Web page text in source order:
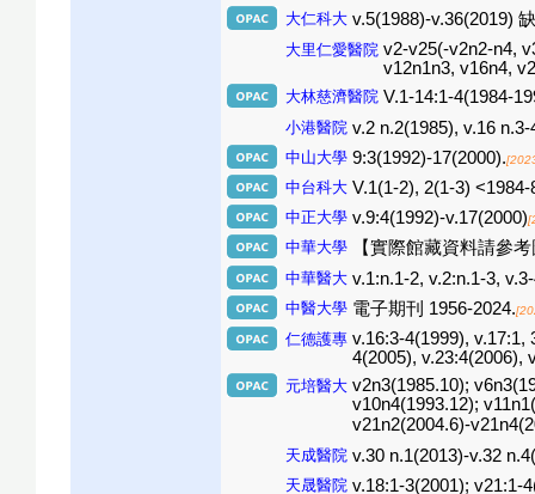
大仁科大 v.5(1988)-v.36(2019)
大里仁愛醫院 v2-v25(-v2n2-n4,
v12n1n3, v16n4,
大林慈濟醫院 V.1-14:1-4(1984-
小港醫院 v.2 n.2(1985), v.16
中山大學 9:3(1992)-17(2000).
中台科大 V.1(1-2), 2(1-3)
中正大學 v.9:4(1992)-v.17(2000)
中華大學 【實際館藏資料請參
中華醫大 v.1:n.1-2, v.2:n.1-3,
中醫大學 電子期刊 1956-2024.
仁德護專 v.16:3-4(1999), v.17:1,
4(2005), v.23:4(2006),
元培醫大 v2n3(1985.10);
v10n4(1993.12);
v21n2(2004.6)-
天成醫院 v.30 n.1(2013)-v.32
天晟醫院 v.18:1-3(2001); v21:1-